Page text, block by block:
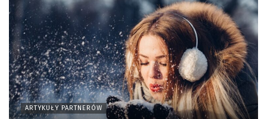
ARTYKUŁY PARTNERÓW